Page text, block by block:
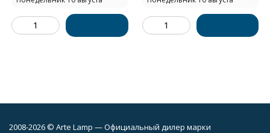
2008-2026 © Arte Lamp — Официальный дилер марки